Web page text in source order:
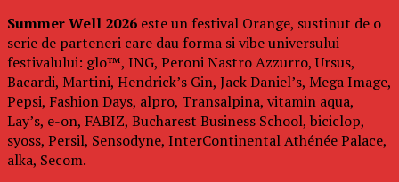
Summer Well 2026 este un festival Orange, sustinut de o
serie de parteneri care dau forma si vibe universului
festivalului: glo™, ING, Peroni Nastro Azzurro, Ursus,
Bacardi, Martini, Hendrick’s Gin, Jack Daniel’s, Mega Image,
Pepsi, Fashion Days, alpro, Transalpina, vitamin aqua,
Lay’s, e-on, FABIZ, Bucharest Business School, biciclop,
syoss, Persil, Sensodyne, InterContinental Athénée Palace,
alka, Secom.